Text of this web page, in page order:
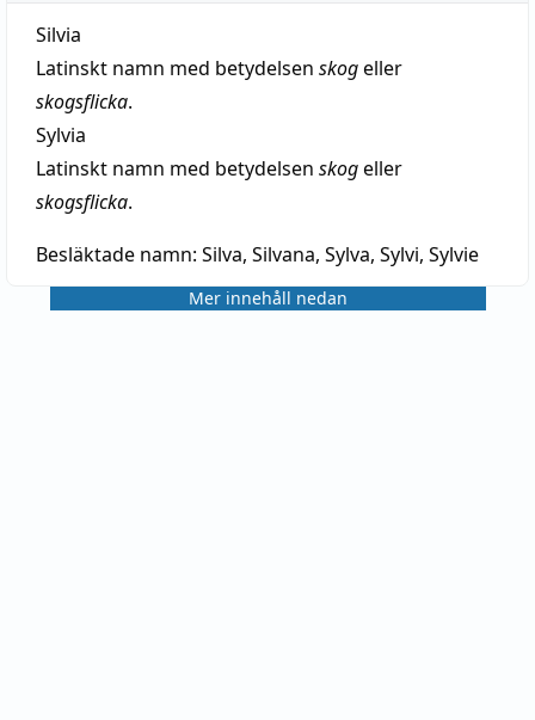
Silvia
Latinskt namn med betydelsen skogeller
skogsflicka.
Sylvia
Latinskt namn med betydelsen skogeller
skogsflicka.
Besläktade namn: Silva, Silvana, Sylva, Sylvi, Sylvie
Mer innehåll nedan